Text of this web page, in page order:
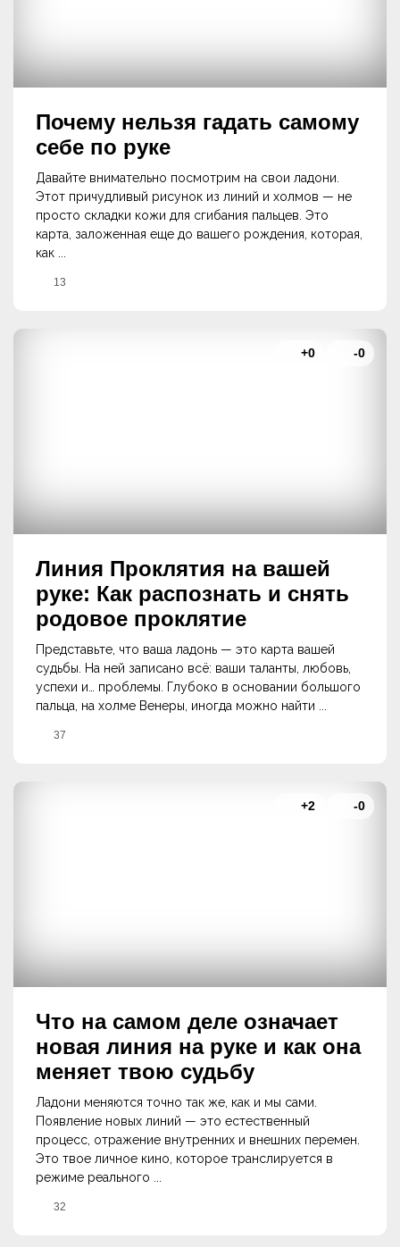
Почему нельзя гадать самому
себе по руке
Давайте внимательно посмотрим на свои ладони.
Этот причудливый рисунок из линий и холмов — не
просто складки кожи для сгибания пальцев. Это
карта, заложенная еще до вашего рождения, которая,
как ...
13
Линия Проклятия на вашей
руке: Как распознать и снять
родовое проклятие
Представьте, что ваша ладонь — это карта вашей
судьбы. На ней записано всё: ваши таланты, любовь,
успехи и… проблемы. Глубоко в основании большого
пальца, на холме Венеры, иногда можно найти ...
37
+0 -0
Что на самом деле означает
новая линия на руке и как она
меняет твою судьбу
Ладони меняются точно так же, как и мы сами.
Появление новых линий — это естественный
процесс, отражение внутренних и внешних перемен.
Это твое личное кино, которое транслируется в
режиме реального ...
32
+2 -0